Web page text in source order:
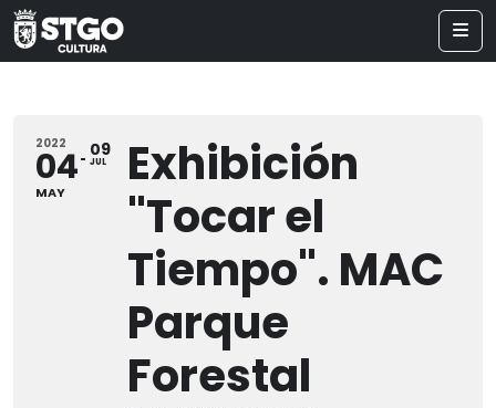
2022
04
MAY
09
JUL
Exhibición
"Tocar el
Tiempo". MAC
Parque
Forestal